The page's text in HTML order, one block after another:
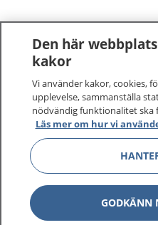
Den här
kakor
Vi använder kakor, cookies,
upplevelse, sammanställa
nödvändig funktionalitet ska
Läs mer om hur vi
GODKÄNN